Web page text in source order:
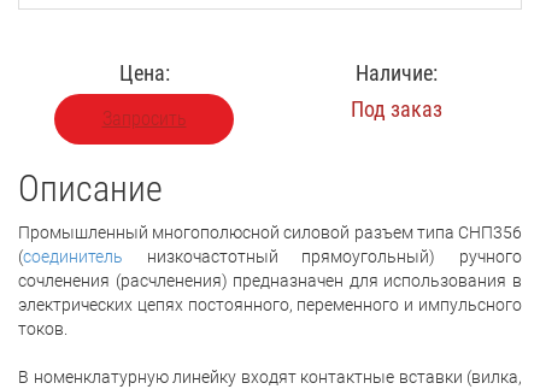
Цена:
Запросить
Наличие:
Под заказ
Описание
Промышленный многополюсной силовой разъем типа СНП356
(соединитель низкочастотный прямоугольный) ручного
сочленения (расчленения) предназначен для использования в
электрических цепях постоянного, переменного и импульсного
токов.
В номенклатурную линейку входят контактные вставки (вилка,